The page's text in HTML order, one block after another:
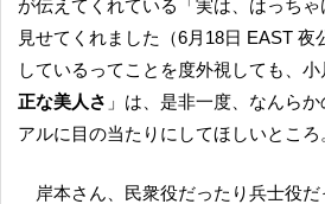
が伝えてくれている「実は、はっち
見せてくれました（6月18日 EAST 夜
しているってことを度外視しても、
正な美人さ 」は、是非一度、なんら
アルに目の当たりにしてほしいところ
岸本さん、民衆役だったり兵士役